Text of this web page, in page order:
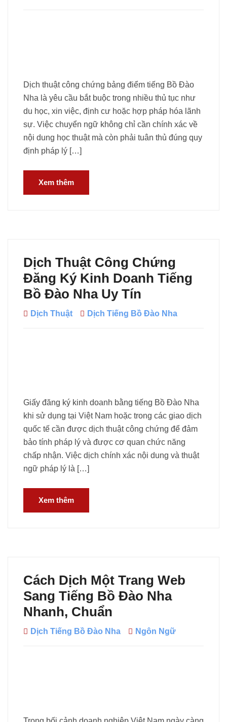
Dịch thuật công chứng bảng điểm tiếng Bồ Đào
Nha là yêu cầu bắt buộc trong nhiều thủ tục như
du học, xin việc, định cư hoặc hợp pháp hóa lãnh
sự. Việc chuyển ngữ không chỉ cần chính xác về
nội dung học thuật mà còn phải tuân thủ đúng quy
định pháp lý […]
Xem thêm
Dịch Thuật Công Chứng
Đăng Ký Kinh Doanh Tiếng
Bồ Đào Nha Uy Tín
Dịch Thuật Dịch Tiếng Bồ Đào Nha
Giấy đăng ký kinh doanh bằng tiếng Bồ Đào Nha
khi sử dụng tại Việt Nam hoặc trong các giao dịch
quốc tế cần được dịch thuật công chứng để đảm
bảo tính pháp lý và được cơ quan chức năng
chấp nhận. Việc dịch chính xác nội dung và thuật
ngữ pháp lý là […]
Xem thêm
Cách Dịch Một Trang Web
Sang Tiếng Bồ Đào Nha
Nhanh, Chuẩn
Dịch Tiếng Bồ Đào Nha Ngôn Ngữ